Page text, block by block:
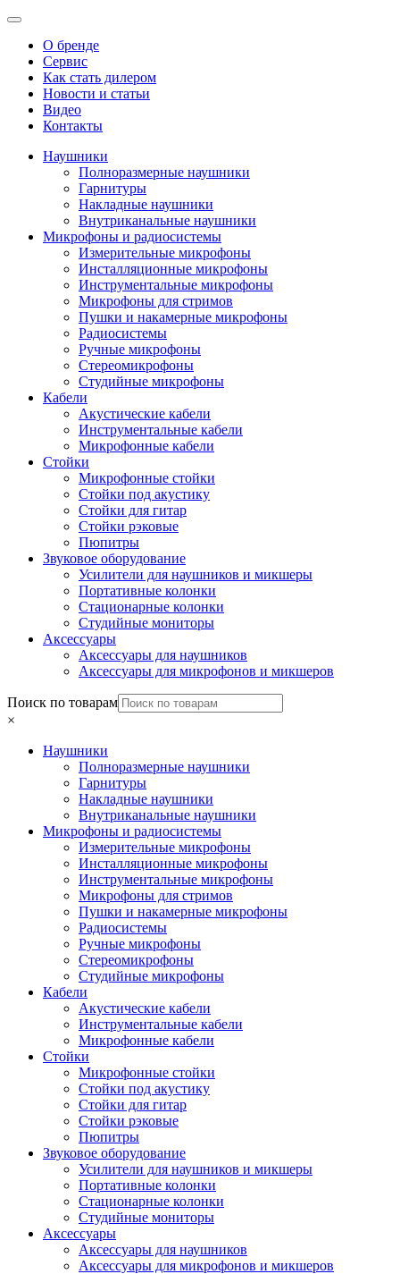
О бренде
Сервис
Как стать дилером
Новости и статьи
Видео
Контакты
Наушники
Полноразмерные наушники
Гарнитуры
Накладные наушники
Внутриканальные наушники
Микрофоны и радиосистемы
Измерительные микрофоны
Инсталляционные микрофоны
Инструментальные микрофоны
Микрофоны для стримов
Пушки и накамерные микрофоны
Радиосистемы
Ручные микрофоны
Стереомикрофоны
Студийные микрофоны
Кабели
Акустические кабели
Инструментальные кабели
Микрофонные кабели
Стойки
Микрофонные стойки
Стойки под акустику
Стойки для гитар
Стойки рэковые
Пюпитры
Звуковое оборудование
Усилители для наушников и микшеры
Портативные колонки
Стационарные колонки
Студийные мониторы
Аксессуары
Аксессуары для наушников
Аксессуары для микрофонов и микшеров
Поиск по товарам
×
Наушники
Полноразмерные наушники
Гарнитуры
Накладные наушники
Внутриканальные наушники
Микрофоны и радиосистемы
Измерительные микрофоны
Инсталляционные микрофоны
Инструментальные микрофоны
Микрофоны для стримов
Пушки и накамерные микрофоны
Радиосистемы
Ручные микрофоны
Стереомикрофоны
Студийные микрофоны
Кабели
Акустические кабели
Инструментальные кабели
Микрофонные кабели
Стойки
Микрофонные стойки
Стойки под акустику
Стойки для гитар
Стойки рэковые
Пюпитры
Звуковое оборудование
Усилители для наушников и микшеры
Портативные колонки
Стационарные колонки
Студийные мониторы
Аксессуары
Аксессуары для наушников
Аксессуары для микрофонов и микшеров